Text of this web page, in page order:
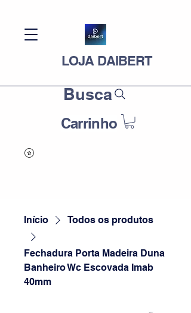
LOJA DAIBERT
Busca
Carrinho
Início Todos os produtos
Fechadura Porta Madeira Duna
Banheiro Wc Escovada Imab
40mm